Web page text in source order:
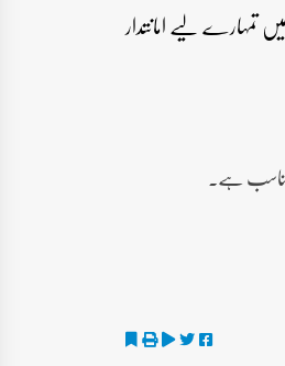
تمہارے لیے امانتدار